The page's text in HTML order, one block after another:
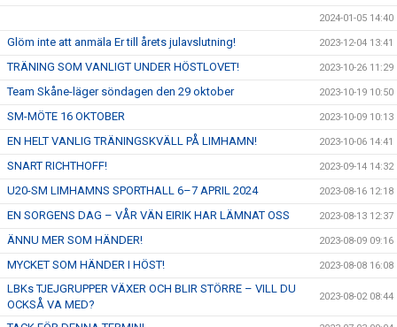
2024-01-05 14:40
Glöm inte att anmäla Er till årets julavslutning! 2023-12-04 13:41
TRÄNING SOM VANLIGT UNDER HÖSTLOVET! 2023-10-26 11:29
Team Skåne-läger söndagen den 29 oktober 2023-10-19 10:50
SM-MÖTE 16 OKTOBER 2023-10-09 10:13
EN HELT VANLIG TRÄNINGSKVÄLL PÅ LIMHAMN! 2023-10-06 14:41
SNART RICHTHOFF! 2023-09-14 14:32
U20-SM LIMHAMNS SPORTHALL 6–7 APRIL 2024 2023-08-16 12:18
EN SORGENS DAG – VÅR VÄN EIRIK HAR LÄMNAT OSS 2023-08-13 12:37
ÄNNU MER SOM HÄNDER! 2023-08-09 09:16
MYCKET SOM HÄNDER I HÖST! 2023-08-08 16:08
LBKs TJEJGRUPPER VÄXER OCH BLIR STÖRRE – VILL DU
OCKSÅ VA MED?
2023-08-02 08:44